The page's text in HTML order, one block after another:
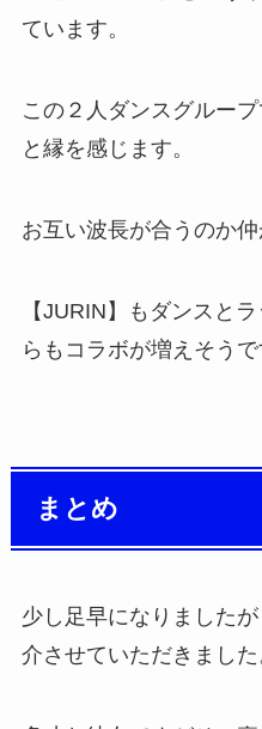
ています。
この２人ダンスグルー
と縁を感じます。
お互い波長が合うのか仲
【JURIN】もダンスと
らもコラボが増えそうで
まとめ
少し足早になりました
介させていただきました